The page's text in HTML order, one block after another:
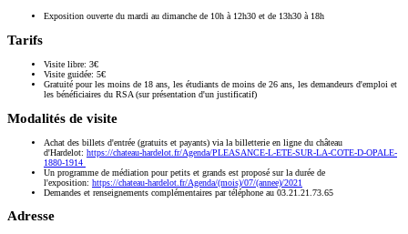
Exposition ouverte du mardi au dimanche de 10h à 12h30 et de 13h30 à 18h
Tarifs
Visite libre: 3€
Visite guidée: 5€
Gratuité pour les moins de 18 ans, les étudiants de moins de 26 ans, les demandeurs d'emploi et
les bénéficiaires du RSA (sur présentation d'un justificatif)
Modalités de visite
Achat des billets d'entrée (gratuits et payants) via la billetterie en ligne du château
d'Hardelot: https://chateau-hardelot.fr/Agenda/PLEASANCE-L-ETE-SUR-LA-COTE-D-OPALE-
1880-1914
Un programme de médiation pour petits et grands est proposé sur la durée de
l'exposition: https://chateau-hardelot.fr/Agenda/(mois)/07/(annee)/2021
Demandes et renseignements complémentaires par téléphone au 03.21.21.73.65
Adresse